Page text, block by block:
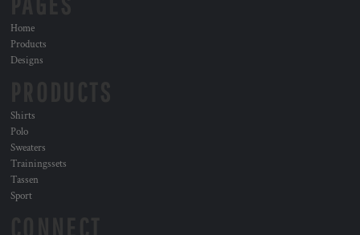
Home
Products
Designs
Shirts
Polo
Sweaters
Trainingssets
Tassen
Sport